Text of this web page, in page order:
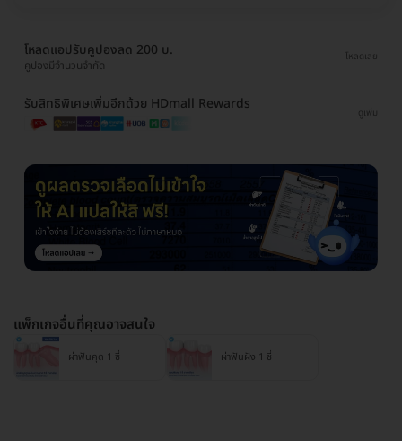
โหลดแอปรับคูปองลด 200 บ.
คูปองมีจำนวนจำกัด
โหลดเลย
รับสิทธิพิเศษเพิ่มอีกด้วย HDmall Rewards
ดูเพิ่ม
แพ็กเกจอื่นที่คุณอาจสนใจ
ผ่าฟันคุด 1 ซี่ ผ่าฟันฝัง 1 ซี่